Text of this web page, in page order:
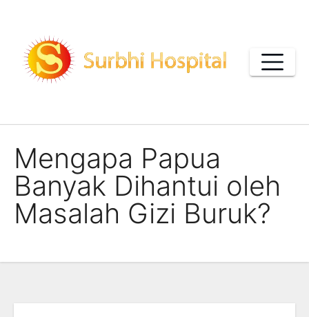
content
Mengapa Papua
Banyak Dihantui oleh
Masalah Gizi Buruk?